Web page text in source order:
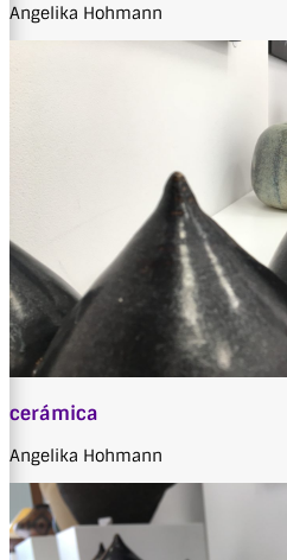
Angelika Hohmann
cerámica
Angelika Hohmann